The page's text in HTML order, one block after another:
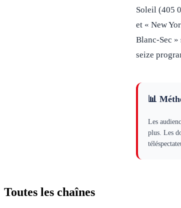
Soleil (405
et « New
Blanc-Sec
seize
📊
Les
plus. Les
Toutes les chaînes